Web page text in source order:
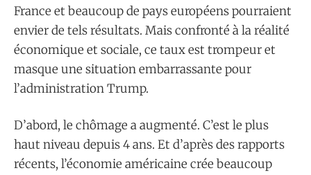
France et beaucoup de pays européens pourraient
envier de tels résultats. Mais confronté à la réalité
économique et sociale, ce taux est trompeur et
masque une situation embarrassante pour
l’administration Trump.
D’abord, le chômage a augmenté. C’est le plus
haut niveau depuis 4 ans. Et d’après des rapports
récents, l’économie américaine crée beaucoup